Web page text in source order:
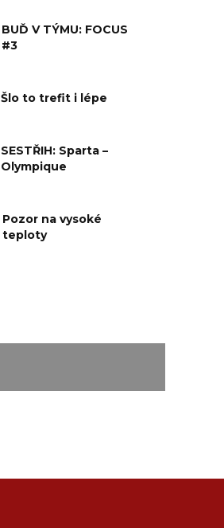
BUĎ V TÝMU: FOCUS
#3
Šlo to trefit i lépe
SESTŘIH: Sparta –
Olympique
Pozor na vysoké
teploty